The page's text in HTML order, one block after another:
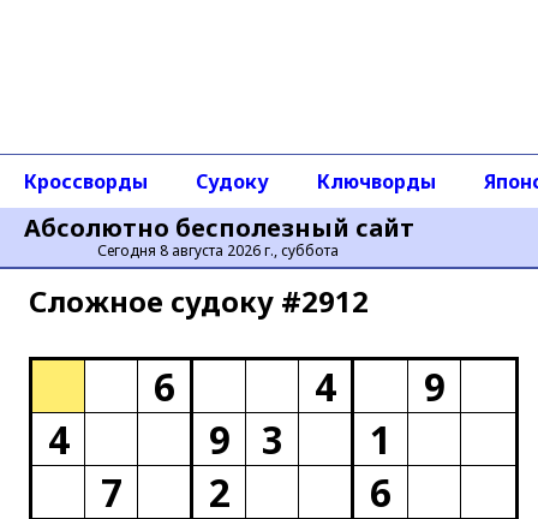
Абсолютно бесполезный сайт
Сегодня 8 августа 2026 г., суббота
Кроссворды Судоку Ключворды
Сложное cудоку #2912
6 4
9
4
9 3
1
7
2
6